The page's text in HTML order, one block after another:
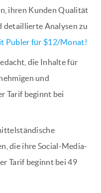
ihren Kunden Qualität
detaillierte Analysen zu
Publer für $12/Monat!
die Inhalte für
und
Tarif beginnt bei
die ihre Social-Media-
Tarif beginnt bei 49